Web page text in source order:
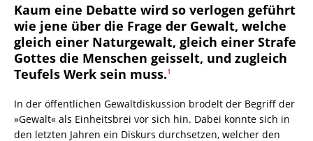
Kaum eine Debatte wird so verlogen geführt
wie jene über die Frage der Gewalt, welche
gleich einer Naturgewalt, gleich einer Strafe
Gottes die Menschen geisselt, und zugleich
Teufels Werk sein muss.1
In der öffentlichen Gewaltdiskussion brodelt der Begriff der
»Gewalt« als Einheitsbrei vor sich hin. Dabei konnte sich in
den letzten Jahren ein Diskurs durchsetzen, welcher den